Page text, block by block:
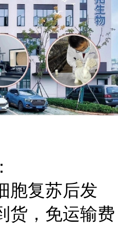
胞复苏后发
货，免运输费